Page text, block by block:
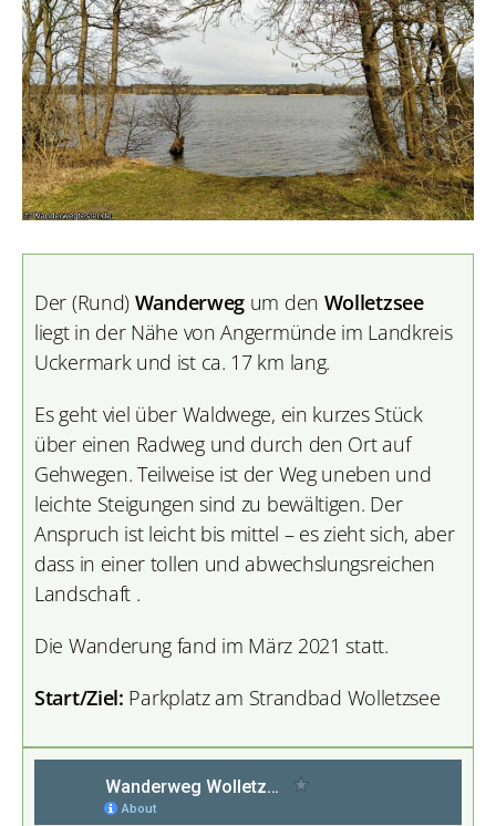
Der (Rund) Wanderweg um den Wolletzsee
liegt in der Nähe von Angermünde im Landkreis
Uckermark und ist ca. 17 km lang.
Es geht viel über Waldwege, ein kurzes Stück
über einen Radweg und durch den Ort auf
Gehwegen. Teilweise ist der Weg uneben und
leichte Steigungen sind zu bewältigen. Der
Anspruch ist leicht bis mittel – es zieht sich, aber
dass in einer tollen und abwechslungsreichen
Landschaft .
Die Wanderung fand im März 2021 statt.
Start/Ziel: Parkplatz am Strandbad Wolletzsee